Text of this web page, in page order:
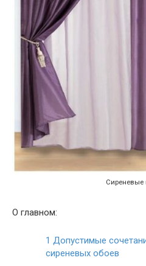
Сиреневые
О главном:
1 Допустимые
сиреневых обоев